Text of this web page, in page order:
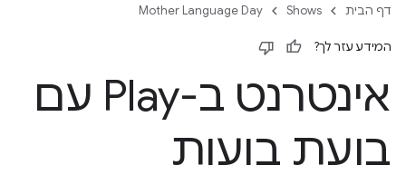
דף הבית Shows
Mother Language Day
המידע עזר לך?
אינטרנט ב-Play עם
בועת בועות